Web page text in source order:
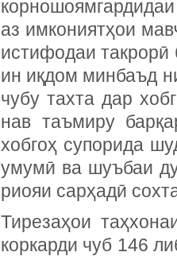
аз имкониятҳои
истифодаи такрорӣ
ин иқдом минбаъд
чубу тахта дар
нав таъмиру
хобгоҳ супорида
умумӣ ва шуъбаи
риояи сарҳадӣ
Тирезаҳои
коркарди чуб 146